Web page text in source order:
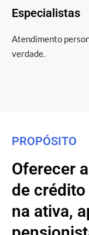
Especialistas
Atendimento
verdade.
PROPÓSITO
Oferecer
de
na ativa,